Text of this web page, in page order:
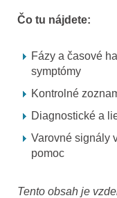
Čo tu nájdete:
Fázy a časové
symptómy
Kontrolné
Diagnostické a
Varovné signály
pomoc
Tento obsah je